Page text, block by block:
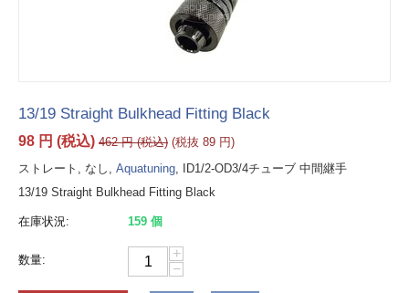
13/19 Straight Bulkhead Fitting Black
98 円 (税込) 462 円(税込) (税抜 89 円)
ストレート, なし, Aquatuning, ID1/2-OD3/4チューブ 中間継手
13/19 Straight Bulkhead Fitting Black
在庫状況: 159 個
数量:
+
−